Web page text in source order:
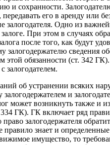
и сохранности.
его в аренду или
залогодателя. Одно из
При этом в случаях
после того, как будут
залогодержателю сведения
обязанности (ст. 342 ГК).
залогодателем.
об устранении всяких
и
может возникнуть также и
334 ГК). ГК включает ряд
залогодержателя
знает и
имущество, то